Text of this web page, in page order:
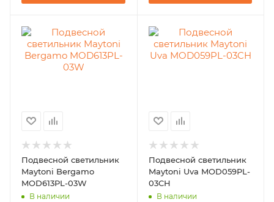
Подвесной светильник
Maytoni Bergamo
MOD613PL-03W
В наличии
Подвесной светильник
Maytoni Uva MOD059PL-
03CH
В наличии